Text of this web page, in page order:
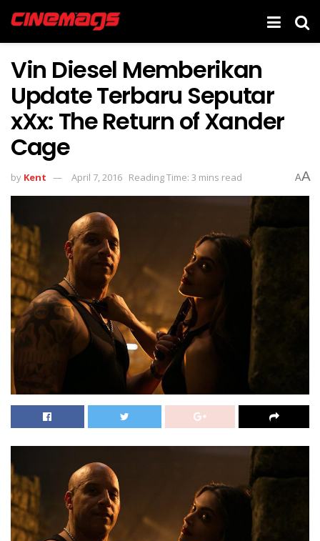
Vin Diesel Memberikan
Update Terbaru Seputar
xXx: The Return of Xander
Cage
by Kent April 7, 2016 Reading Time: 3 mins read AA